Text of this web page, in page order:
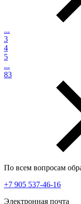
...
3
4
5
...
83
По всем вопросам
+7 905 537-46-16
Электронная почта